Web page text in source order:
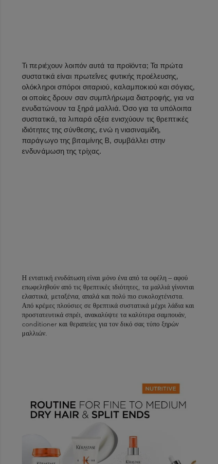
Τι περιέχουν λοιπόν αυτά τα προϊόντα; Τα πρώτα
συστατικά είναι πρωτεΐνες φυτικής προέλευσης,
ολόκληροι σπόροι σιταριού, καλαμποκιού και σόγιας,
οι οποίες δρουν σαν συμπλήρωμα διατροφής, για να
ενυδατώνουν τα ξηρά μαλλιά. Όσο για τα υπόλοιπα
συστατικά, τα λιπαρά οξέα ενισχύουν τις θρεπτικές
ιδιότητες της σύνθεσης, ενώ η νιασιναμίδη,
παράγωγο της βιταμίνης B, συμβάλλει στην
ενδυνάμωση της τρίχας.
Η εντατική ενυδάτωση είναι μόνο ένα από τα οφέλη – αφού
επωφεληθούν από τις θρεπτικές ιδιότητες, τα μαλλιά γίνονται
ελαστικά, μεταξένια, απαλά και πολύ πιο ευκολοχτένιστα.
Από κρέμες πλούσιες σε θρεπτικά συστατικά μέχρι λάδια και
προστατευτικά σπρέι, ανακαλύψτε τα καλύτερα σαμπουάν,
conditioner και θεραπείες για τον δικό σας τύπο ξηρών
μαλλιών.